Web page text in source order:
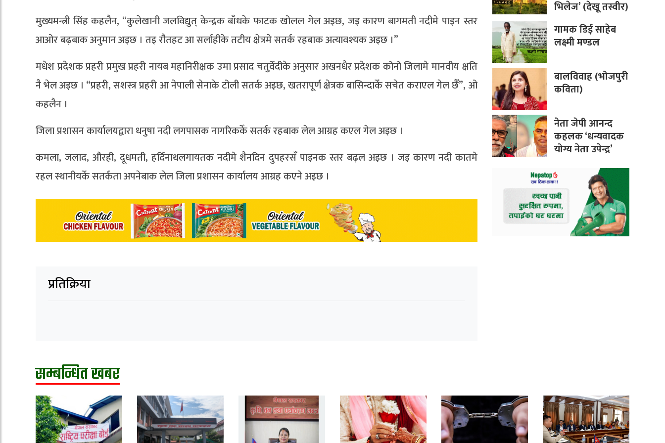
मुख्यमन्त्री सिंह कहलैन, “कुलेखानी जलविद्युत् केन्द्रक बाँधके फाटक खोलल गेल अइछ, जइ कारण बागमती नदीमे पाइन स्तर
आओर बढ़बाक अनुमान अइछ । तइ रौतहट आ सर्लाहीके तटीय क्षेत्रमे सतर्क रहबाक अत्यावश्यक अइछ ।”
मधेश प्रदेशक प्रहरी प्रमुख प्रहरी नायब महानिरीक्षक उमा प्रसाद चतुर्वेदीके अनुसार अखनधैर प्रदेशक कोनो जिलामे मानवीय क्षति
नै भेल अइछ । “प्रहरी, सशस्त्र प्रहरी आ नेपाली सेनाके टोली सतर्क अइछ, खतरापूर्ण क्षेत्रक बासिन्दाकेँ सचेत कराएल गेल छैँ”, ओ
कहलैन ।
जिला प्रशासन कार्यालयद्वारा धनुषा नदी लगपासक नागरिककेँ सतर्क रहबाक लेल आग्रह कएल गेल अइछ ।
कमला, जलाद, औरही, दूधमती, हर्दिनाथलगायतक नदीमे शैनदिन दुपहरसँ पाइनक स्तर बढ़ल अइछ । जइ कारण नदी कातमे
रहल स्थानीयकेँ सतर्कता अपनेबाक लेल जिला प्रशासन कार्यालय आग्रह कएने अइछ ।
प्रतिक्रिया
भिलेज’ (देखू तस्वीर)
गामक डिई साहेब
लक्ष्मी मण्डल
बालविवाह (भोजपुरी
कविता)
नेता जेपी आनन्द
कहलक ‘धन्यवादक
योग्य नेता उपेन्द्र’
सम्बन्धित खबर